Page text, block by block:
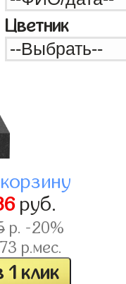
Цветник
руб.
р. -20%
р.мес.
1 клик